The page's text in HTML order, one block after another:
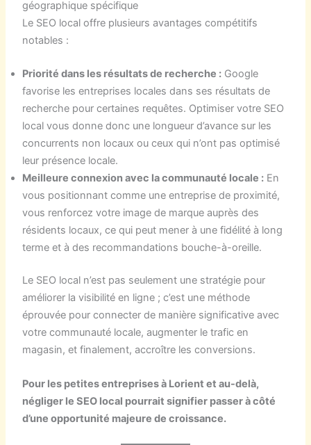
géographique spécifique
Le SEO local offre plusieurs avantages compétitifs
notables :
Priorité dans les résultats de recherche :Google
favorise les entreprises locales dans ses résultats de
recherche pour certaines requêtes. Optimiser votre SEO
local vous donne donc une longueur d’avance sur les
concurrents non locaux ou ceux qui n’ont pas optimisé
leur présence locale.
Meilleure connexion avec la communauté locale :En
vous positionnant comme une entreprise de proximité,
vous renforcez votre image de marque auprès des
résidents locaux, ce qui peut mener à une fidélité à long
terme et à des recommandations bouche-à-oreille.
Le SEO local n’est pas seulement une stratégie pour
améliorer la visibilité en ligne ; c’est une méthode
éprouvée pour connecter de manière significative avec
votre communauté locale, augmenter le trafic en
magasin, et finalement, accroître les conversions.
Pour les petites entreprises à Lorient et au-delà,
négliger le SEO local pourrait signifier passer à côté
d’une opportunité majeure de croissance.